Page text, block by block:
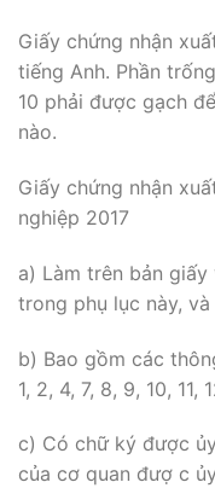
Giấy chứng nhận
tiếng Anh. Phần
10 phải được gạch
nào.
Giấy chứng nhận
nghiệp 2017
a) Làm trên bản
trong phụ lục này,
b) Bao gồm các
1, 2, 4, 7, 8, 9, 10, 11,
c) Có chữ ký được
của cơ quan đượ c